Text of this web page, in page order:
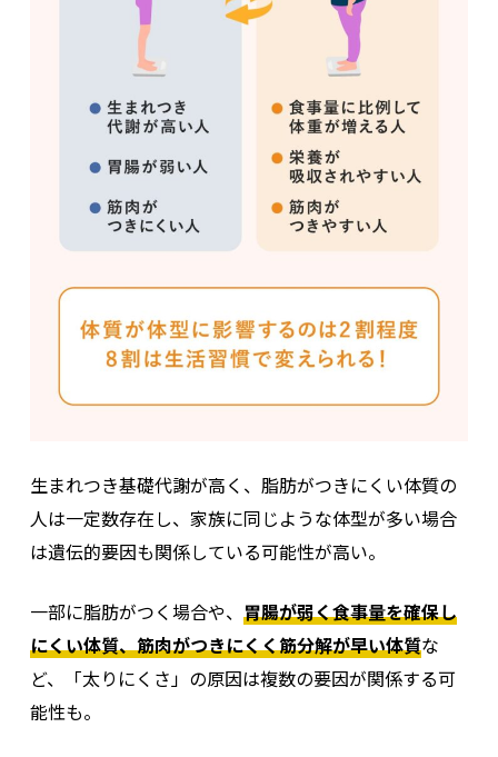
生まれつき基礎代謝が高く、脂肪がつきにくい体質の
人は一定数存在し、家族に同じような体型が多い場合
は遺伝的要因も関係している可能性が高い。
一部に脂肪がつく場合や、 胃腸が弱く食事量を確保し
にくい体質、筋肉がつきにくく筋分解が早い体質な
ど、「太りにくさ」の原因は複数の要因が関係する可
能性も。